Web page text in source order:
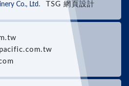
Co., Ltd. TSG 網頁設計